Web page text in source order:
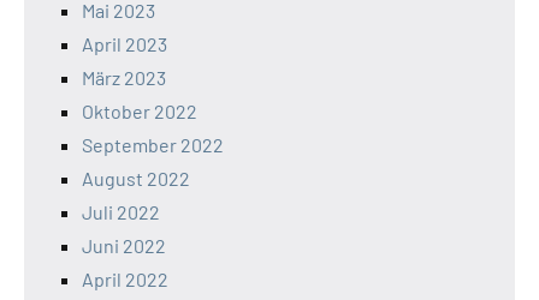
Mai 2023
April 2023
März 2023
Oktober 2022
September 2022
August 2022
Juli 2022
Juni 2022
April 2022